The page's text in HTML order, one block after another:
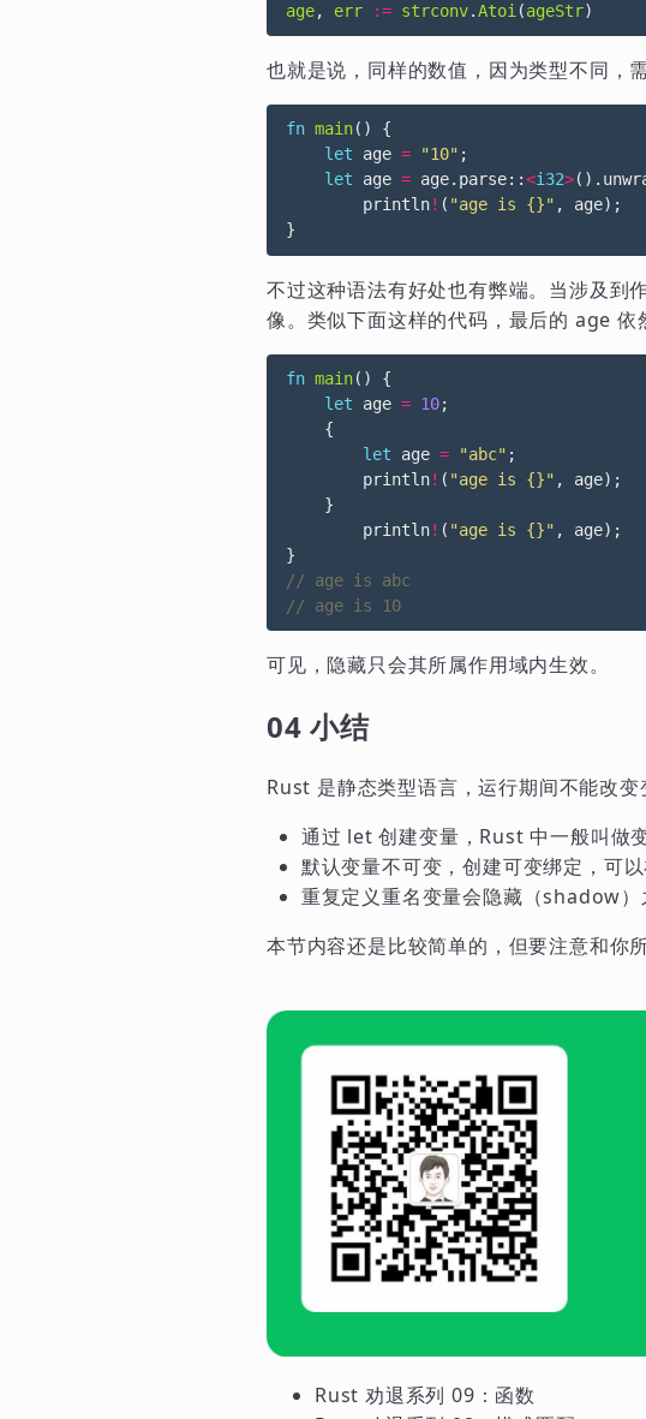
age, err := strconv.Atoi(ageStr)
也就是说，同样的数值，因为类型不同，
fn main()
{
let
age = "10" ;
let
age = age. parse::<i32>().
println! ( "age is {}" , age);
}
不过这种语法有好处也有弊端。当涉及到
像。类似下面这样的代码，最后的 age 依
fn main()
{
let
age = 10;
{
let
age = "abc" ;
println! ( "age is {}" , age);
}
println! ( "age is {}" , age);
}
// age is 10
可见，隐藏只会其所属作用域内生效。
04 小结
Rust 是静态类型语言，运行期间不能改变
通过 let 创建变量，Rust 中一般叫做
默认变量不可变，创建可变绑定，可
重复定义重名变量会隐藏（shadow）
本节内容还是比较简单的，但要注意和你
Rust 劝退系列 09：函数